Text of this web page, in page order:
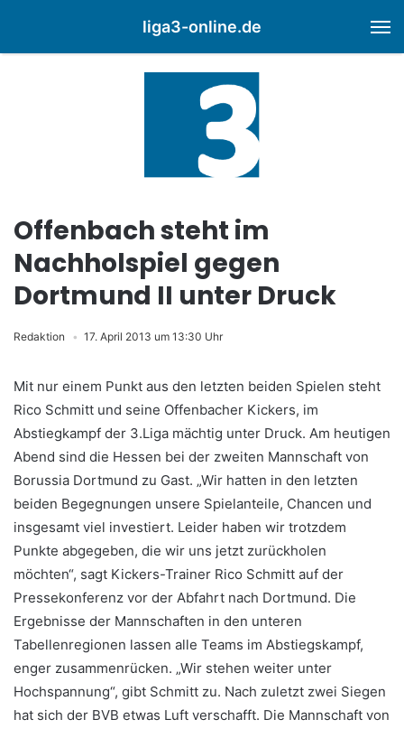
liga3-online.de
Offenbach steht im
Nachholspiel gegen
Dortmund II unter Druck
Redaktion 17. April 2013 um 13:30 Uhr
Mit nur einem Punkt aus den letzten beiden Spielen steht
Rico Schmitt und seine Offenbacher Kickers, im
Abstiegkampf der 3.Liga mächtig unter Druck. Am heutigen
Abend sind die Hessen bei der zweiten Mannschaft von
Borussia Dortmund zu Gast. „Wir hatten in den letzten
beiden Begegnungen unsere Spielanteile, Chancen und
insgesamt viel investiert. Leider haben wir trotzdem
Punkte abgegeben, die wir uns jetzt zurückholen
möchten“, sagt Kickers-Trainer Rico Schmitt auf der
Pressekonferenz vor der Abfahrt nach Dortmund. Die
Ergebnisse der Mannschaften in den unteren
Tabellenregionen lassen alle Teams im Abstiegskampf,
enger zusammenrücken. „Wir stehen weiter unter
Hochspannung“, gibt Schmitt zu. Nach zuletzt zwei Siegen
hat sich der BVB etwas Luft verschafft. Die Mannschaft von